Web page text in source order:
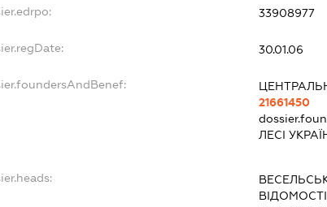
33908977
30.01.06
21661450
ЛЕСІ